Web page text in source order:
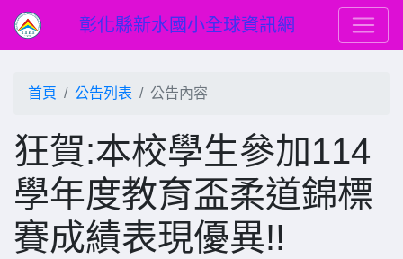
彰化縣新水國小全球資訊網
首頁 公告列表 公告內容
狂賀:本校學生參加114
學年度教育盃柔道錦標
賽成績表現優異!!